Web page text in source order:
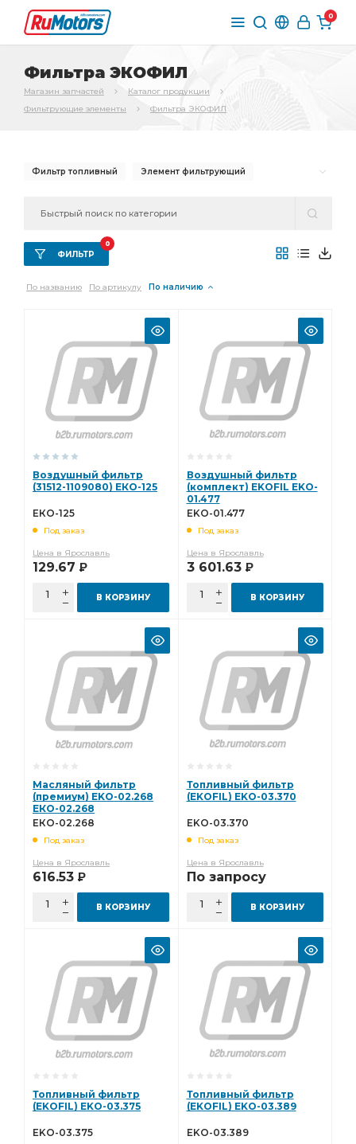
0
Фильтра ЭКОФИЛ
Магазин запчастей
Каталог продукции
Фильтрующие элементы
Фильтра ЭКОФИЛ
Фильтр топливный Элемент фильтрующий
ФИЛЬТР
0
По названию По артикулу По наличию
Воздушный фильтр
(31512-1109080) ЕКО-125
ЕКО-125
Под заказ
Цена в Ярославль
129.67 Р
В КОРЗИНУ
Воздушный фильтр
(комплект) EKOFIL EKO-
01.477
EKO-01.477
Под заказ
Цена в Ярославль
3 601.63 Р
В КОРЗИНУ
Масляный фильтр
(премиум) EKO-02.268
ЕКО-02.268
ЕКО-02.268
Под заказ
Цена в Ярославль
616.53 Р
В КОРЗИНУ
Топливный фильтр
(EKOFIL) EKO-03.370
EKO-03.370
Под заказ
Цена в Ярославль
По запросу
В КОРЗИНУ
Топливный фильтр
(EKOFIL) EKO-03.375
EKO-03.375
Топливный фильтр
(EKOFIL) EKO-03.389
EKO-03.389